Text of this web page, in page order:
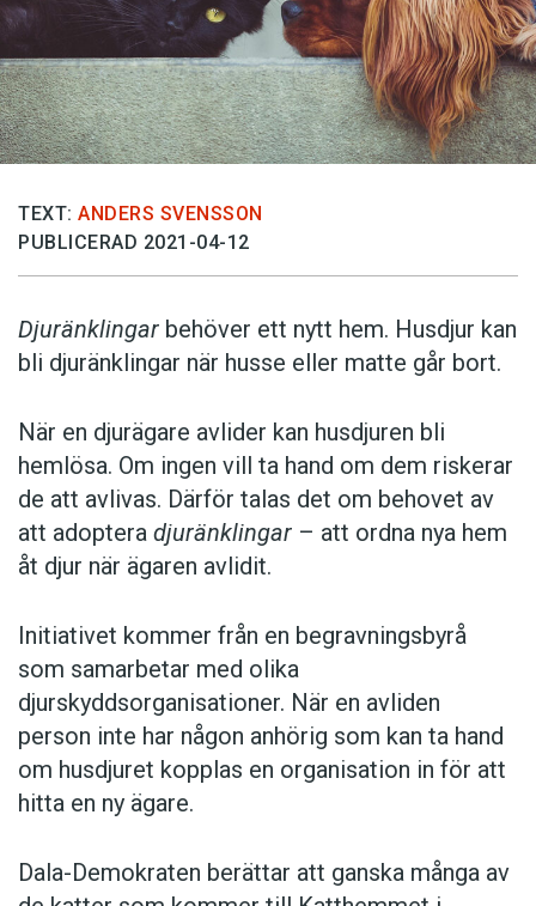
TEXT: ANDERS SVENSSON
PUBLICERAD 2021-04-12
Djuränklingar behöver ett nytt hem. Husdjur kan
bli djuränklingar när husse eller matte går bort.
När en djurägare avlider kan husdjuren bli
hemlösa. Om ingen vill ta hand om dem riskerar
de att avlivas. Därför talas det om behovet av
att adoptera djuränklingar – att ordna nya hem
åt djur när ägaren avlidit.
Initiativet kommer från en begravningsbyrå
som samarbetar med olika
djurskyddsorganisationer. När en avliden
person inte har någon anhörig som kan ta hand
om husdjuret kopplas en organisation in för att
hitta en ny ägare.
Dala-Demokraten berättar att ganska många av